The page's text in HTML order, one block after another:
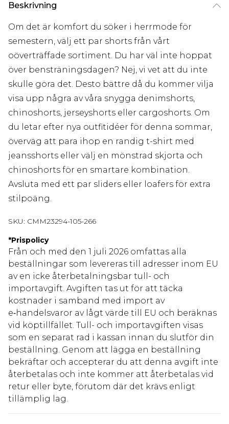
Beskrivning
Om det är komfort du söker i herrmode för
semestern, välj ett par shorts från vårt
oöverträffade sortiment. Du har väl inte hoppat
över bensträningsdagen? Nej, vi vet att du inte
skulle göra det. Desto bättre då du kommer vilja
visa upp några av våra snygga denimshorts,
chinoshorts, jerseyshorts eller cargoshorts. Om
du letar efter nya outfitidéer för denna sommar,
överväg att para ihop en randig t-shirt med
jeansshorts eller välj en mönstrad skjorta och
chinoshorts för en smartare kombination.
Avsluta med ett par sliders eller loafers för extra
stilpoäng.
SKU: CMM23294-105-266
*Prispolicy
Från och med den 1 juli 2026 omfattas alla
beställningar som levereras till adresser inom EU
av en icke återbetalningsbar tull- och
importavgift. Avgiften tas ut för att täcka
kostnader i samband med import av
e‑handelsvaror av lågt värde till EU och beräknas
vid köptillfället. Tull- och importavgiften visas
som en separat rad i kassan innan du slutför din
beställning. Genom att lägga en beställning
bekräftar och accepterar du att denna avgift inte
återbetalas och inte kommer att återbetalas vid
retur eller byte, förutom där det krävs enligt
tillämplig lag.